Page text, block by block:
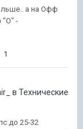
а на Офф
"О" -
1
в Технические
до 25-32